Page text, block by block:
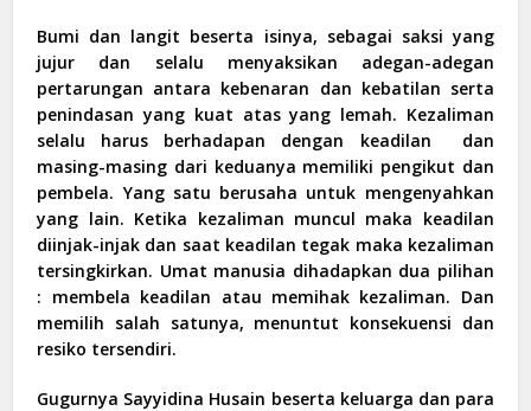
Bumi dan langit beserta isinya, sebagai saksi yang
jujur dan selalu menyaksikan adegan-adegan
pertarungan antara kebenaran dan kebatilan serta
penindasan yang kuat atas yang lemah. Kezaliman
selalu harus berhadapan dengan keadilan dan
masing-masing dari keduanya memiliki pengikut dan
pembela. Yang satu berusaha untuk mengenyahkan
yang lain. Ketika kezaliman muncul maka keadilan
diinjak-injak dan saat keadilan tegak maka kezaliman
tersingkirkan. Umat manusia dihadapkan dua pilihan
: membela keadilan atau memihak kezaliman. Dan
memilih salah satunya, menuntut konsekuensi dan
resiko tersendiri.
Gugurnya Sayyidina Husain beserta keluarga dan para